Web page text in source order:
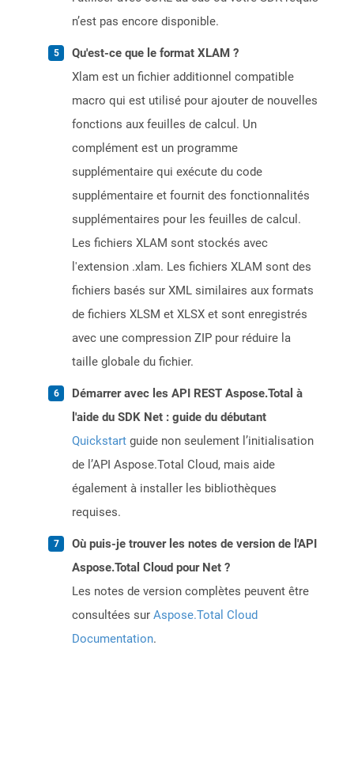
n’est pas encore disponible.
Qu'est-ce que le format XLAM ?
Xlam est un fichier additionnel compatible
macro qui est utilisé pour ajouter de nouvelles
fonctions aux feuilles de calcul. Un
complément est un programme
supplémentaire qui exécute du code
supplémentaire et fournit des fonctionnalités
supplémentaires pour les feuilles de calcul.
Les fichiers XLAM sont stockés avec
l'extension .xlam. Les fichiers XLAM sont des
fichiers basés sur XML similaires aux formats
de fichiers XLSM et XLSX et sont enregistrés
avec une compression ZIP pour réduire la
taille globale du fichier.
Démarrer avec les API REST Aspose.Total à
l'aide du SDK Net : guide du débutant
Quickstart guide non seulement l’initialisation
de l’API Aspose.Total Cloud, mais aide
également à installer les bibliothèques
requises.
Où puis-je trouver les notes de version de l'API
Aspose.Total Cloud pour Net ?
Les notes de version complètes peuvent être
consultées sur Aspose.Total Cloud
Documentation.